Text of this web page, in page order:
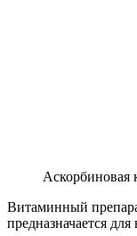
Аскорбиновая
Витаминный
предназначается